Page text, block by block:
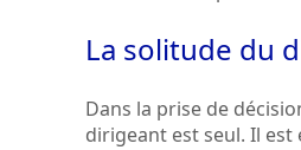
La solitude du
Dans la prise de
dirigeant est seul. Il est